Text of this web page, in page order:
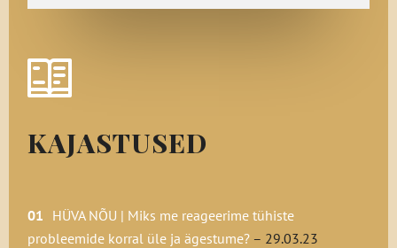
olulised süsteemid funktsioneerivad ja
korrastavad. Seega näeme ja mõistame kõik
8. Pealtnäha arusaamatu käitumine on
9. Kaldume olema väga verbaalne ühiskond
– kirjasõna ja kõne on olulised -, aga
KAJASTUSED
HÜVA NÕU | Miks me reageerime tühiste
probleemide korral üle ja ägestume? – 29.03.23